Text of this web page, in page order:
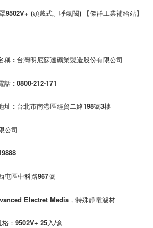
(頭戴式、呼氣閥) 【傑群工業補給站】
: 台灣明尼蘇達礦業製造股份有限公司
: 0800-212-171
: 台北市南港區經貿二路198號3樓
公司
屯區中科路967號
Electret Media，特殊靜電濾材
：9502V+ 25入/盒